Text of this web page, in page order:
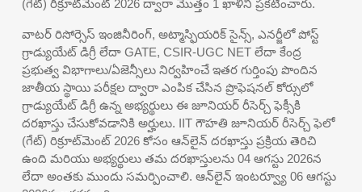
(గేట్) రిక్రూట్‌మెంట్ 2026 ద్వారా మొత్తం 1 ఖాళీని ప్రకటించారు.
వాటర్ రిసోర్సెస్ ఇంజినీరింగ్, అట్మాస్ఫియరిక్ సైన్స్, ఎనర్జీలో పోస్ట్
గ్రాడ్యుయేట్ డిగ్రీ లేదా GATE, CSIR-UGC NET లేదా కేంద్ర
ప్రభుత్వ విభాగాలు/ఏజెన్సీలు నిర్వహించే ఇతర గుర్తింపు పొందిన
జాతీయ స్థాయి పరీక్షల ద్వారా ఎంపిక చేసిన ప్రొఫెషనల్ కోర్సులో
గ్రాడ్యుయేట్ డిగ్రీ ఉన్న అభ్యర్థులు ఈ జూనియర్ రీసెర్చ్ ఫెక్సీకి
దరఖాస్తు చేసుకోవడానికి అర్హులు. IIT గౌహతి జూనియర్ రీసెర్చ్ ఫెలో
(గేట్) రిక్రూట్‌మెంట్ 2026 కోసం ఆన్‌లైన్ దరఖాస్తు ప్రక్రియ తెరిచి
ఉంది మరియు అభ్యర్థులు తమ దరఖాస్తులను 04 ఆగస్టు 2026న
లేదా అంతకు ముందు సమర్పించాలి. ఆన్‌లైన్ ఇంటర్వ్యూ 06 ఆగస్టు